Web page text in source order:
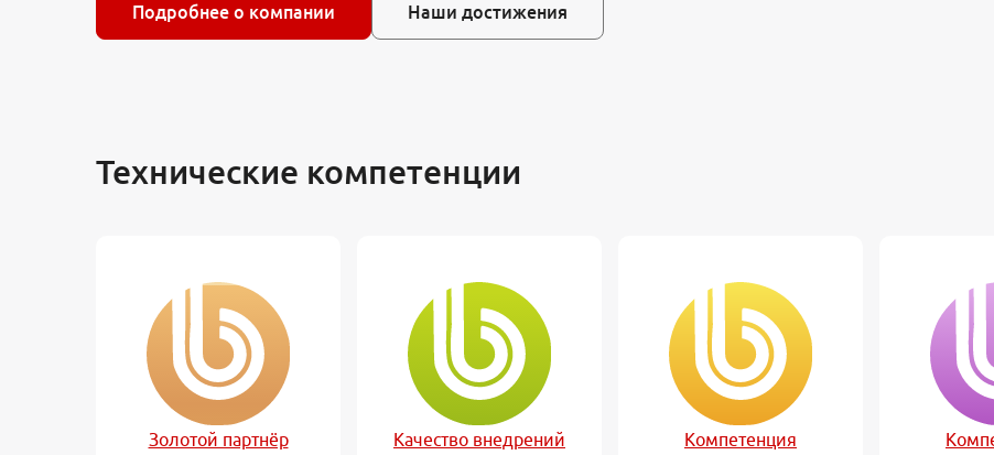
Подробнее о компании Наши достижения
Технические компетенции
Золотой партнёр
Качество внедрений
Компетенция